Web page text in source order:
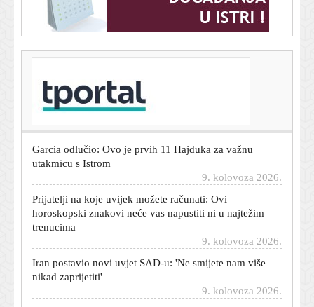
Tisuće fanova čekale vjenčanje Ronalda i Georgine, a
dočekali sasvim druge mladence
Garcia odlučio: Ovo je prvih 11 Hajduka za važnu
utakmicu s Istrom
Prijatelji na koje uvijek možete računati: Ovi
horoskopski znakovi neće vas napustiti ni u najtežim
trenucima
Iran postavio novi uvjet SAD-u: 'Ne smijete nam više
nikad zaprijetiti'
Tuneli dugi 14 i 15 kilometara, vijadukti, kolodvori: